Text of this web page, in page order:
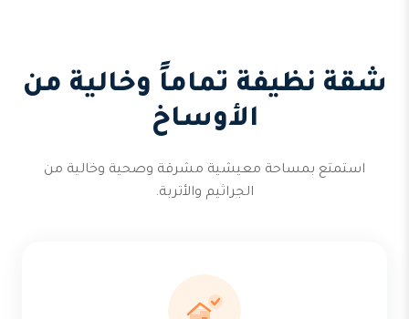
شقة نظيفة تماماً وخالية من
الأوساخ
استمتع بمساحة معيشية مشرقة وصحية وخالية من
الجراثيم والأتربة.